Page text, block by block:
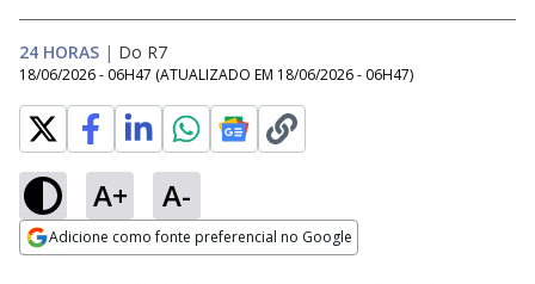
24 HORAS | Do R7
18/06/2026 - 06H47 (ATUALIZADO EM 18/06/2026 - 06H47)
A+ A-
Adicione como fonte preferencial no Google
Ativar
Loaded:
11.03%